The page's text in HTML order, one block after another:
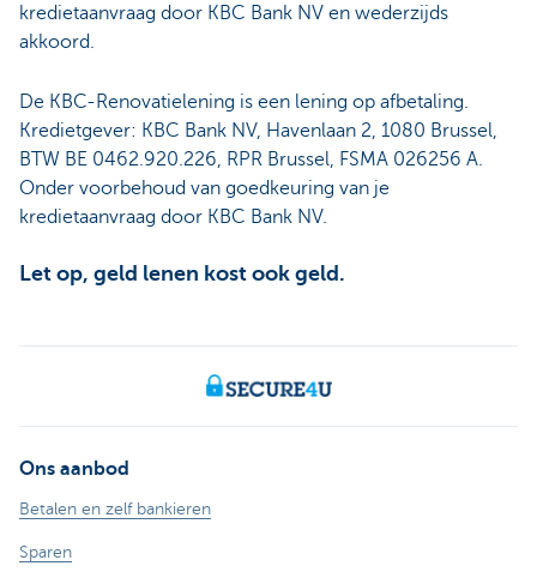
kredietaanvraag door KBC Bank NV en wederzijds
akkoord.
De KBC-Renovatielening is een lening op afbetaling.
Kredietgever: KBC Bank NV, Havenlaan 2, 1080 Brussel,
BTW BE 0462.920.226, RPR Brussel, FSMA 026256 A.
Onder voorbehoud van goedkeuring van je
kredietaanvraag door KBC Bank NV.
Let op, geld lenen kost ook geld.
Ons aanbod
Betalen en zelf bankieren
Sparen